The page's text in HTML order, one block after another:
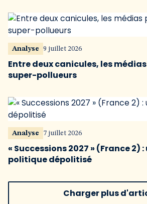
Analyse 9 juillet 2026
Entre deux canicules, les
super-pollueurs
Analyse 7 juillet 2026
« Successions 2027 » (France 2)
politique dépolitisé
Charger plus